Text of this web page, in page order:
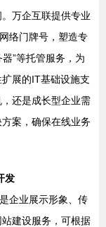
万企互联提供专业
络门牌号，塑造专
”等托管服务，为
展的IT基础设施支
还是成长型企业需
案，确保在线业务
发
企业展示形象、传
建设服务，可根据